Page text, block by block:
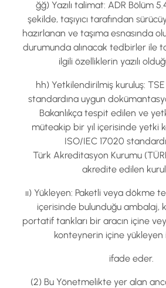
ğğ) Yazılı talimat: ADR Bölüm
şekilde, taşıyıcı tarafından
hazırlanan ve taşıma esnasında
durumunda alınacak tedbirler ile
ilgili özelliklerin yazılı
hh) Yetkilendirilmiş kuruluş:
standardına uygun
Bakanlıkça tespit edilen ve
müteakip bir yıl içerisinde yetki
ISO/IEC 17020
Türk Akreditasyon Kurumu
akredite edilen
ıı) Yükleyen: Paketli veya dökme
içerisinde bulunduğu ambalaj,
portatif tankları bir aracın içine
konteynerin içine yükleyen
ifade eder.
(2) Bu Yönetmelikte yer alan